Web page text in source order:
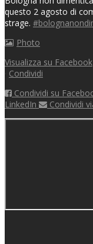
questo 2 agosto di
strage.
Photo
Visualizza su Facebook
Condividi
Condividi su
LinkedIn
Condividi